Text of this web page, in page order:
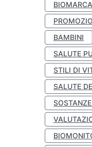
BAMBINI
SALUTE
STILI DI
SALUTE